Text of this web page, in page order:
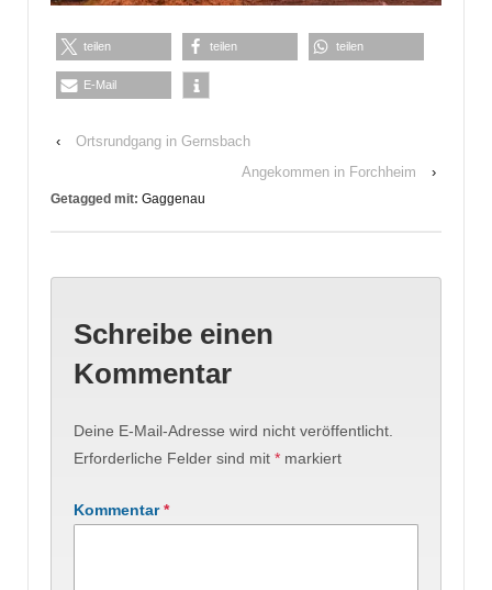
teilen teilen teilen
E-Mail
‹
Ortsrundgang in Gernsbach
Angekommen in Forchheim
›
Getagged mit: Gaggenau
Schreibe einen
Kommentar
Deine E-Mail-Adresse wird nicht veröffentlicht.
Erforderliche Felder sind mit * markiert
Kommentar*